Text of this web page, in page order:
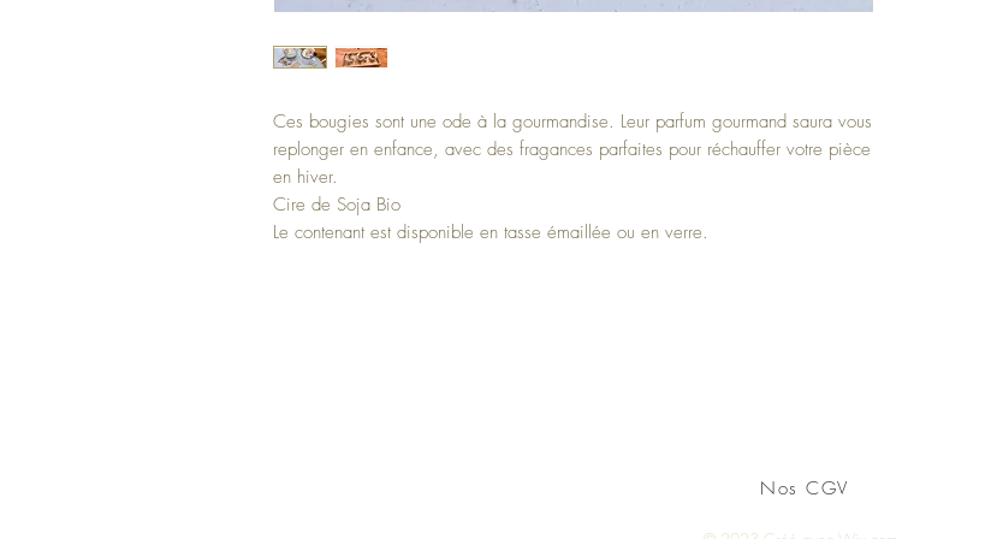
Ces bougies sont une ode à la gourmandise. Leur parfum gourmand saura vous
replonger en enfance, avec des fragances parfaites pour réchauffer votre pièce
en hiver.
Cire de Soja Bio
Le contenant est disponible en tasse émaillée ou en verre.
Nos CGV